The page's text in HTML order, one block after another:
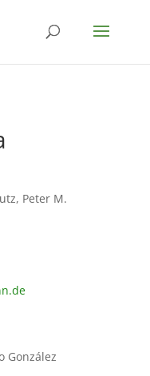
Peter M.
González